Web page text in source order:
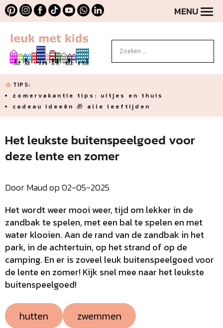
MENU
TIPS:
zomervakantie tips: uitjes en thuis
cadeau ideeën 🎁 alle leeftijden
Het leukste buitenspeelgoed voor
deze lente en zomer
Door Maud op 02-05-2025
Het wordt weer mooi weer, tijd om lekker in de
zandbak te spelen, met een bal te spelen en met
water klooien. Aan de rand van de zandbak in het
park, in de achtertuin, op het strand of op de
camping. En er is zoveel leuk buitenspeelgoed voor
de lente en zomer! Kijk snel mee naar het leukste
buitenspeelgoed!
hutten
zwemmen